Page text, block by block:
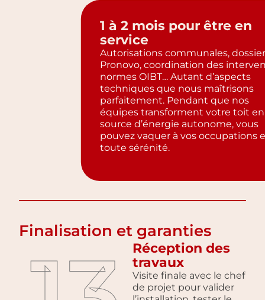
1 à 2 mois pour être en
service
Autorisations communales,
Pronovo, coordination des
normes OIBT… Autant d’aspects
techniques que nous maîtrisons
parfaitement. Pendant que nos
équipes transforment votre toit en
source d’énergie autonome, vous
pouvez vaquer à vos occupations
toute sérénité.
Finalisation et garanties
Réception des
travaux
Visite finale avec le chef
de projet pour valider